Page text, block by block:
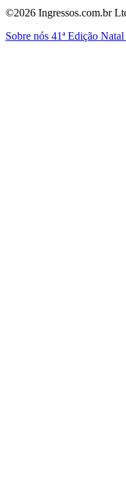
©2026 Ingressos.com.br
Sobre nós 41ª Edição